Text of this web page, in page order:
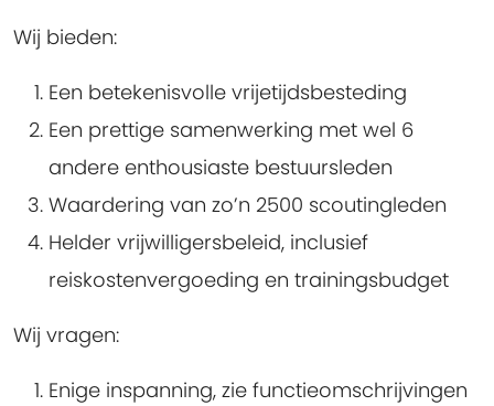
Wij bieden:
Een betekenisvolle vrijetijdsbesteding
Een prettige samenwerking met wel 6
andere enthousiaste bestuursleden
Waardering van zo’n 2500 scoutingleden
Helder vrijwilligersbeleid, inclusief
reiskostenvergoeding en trainingsbudget
Wij vragen:
Enige inspanning, zie functieomschrijvingen